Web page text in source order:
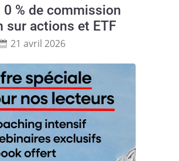
0 % de commission
sur actions et ETF
21 avril 2026